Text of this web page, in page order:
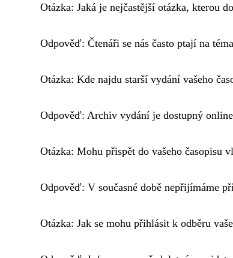
Otázka: Jaká je nejčastější otázka, kterou
Odpověď: Čtenáři se nás často ptají na
Otázka: Kde najdu starší vydání vašeho
Odpověď: Archiv vydání je dostupný
Otázka: Mohu přispět do vašeho časopisu
Odpověď: V současné době nepřijímáme
Otázka: Jak se mohu přihlásit k odběru